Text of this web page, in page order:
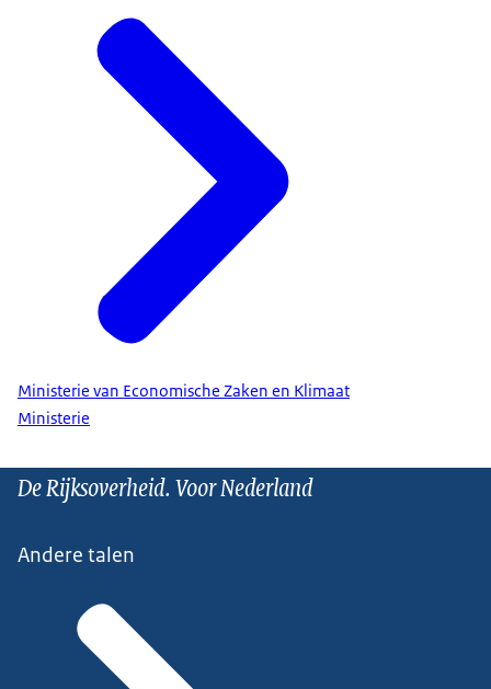
Ministerie van Economische Zaken en Klimaat
Ministerie
De Rijksoverheid. Voor Nederland
Andere talen